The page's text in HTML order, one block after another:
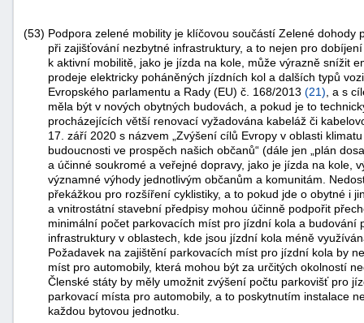
(53) Podpora zelené mobility je klíčovou součástí Zelené
při zajišťování nezbytné infrastruktury, a to nejen pro
k aktivní mobilitě, jako je jízda na kole, může výrazně snížit
prodeje elektricky poháněných jízdních kol a dalších typů
Evropského parlamentu a Rady (EU) č. 168/2013 (21) , a s
měla být v nových obytných budovách, a pokud je to
procházejících větší renovací vyžadována kabeláž či
17. září 2020 s názvem „Zvýšení cílů Evropy v oblasti
budoucnosti ve prospěch našich občanů“ (dále jen „plán
a účinné soukromé a veřejné dopravy, jako je jízda na kole,
významné výhody jednotlivým občanům a komunitám.
překážkou pro rozšíření cyklistiky, a to pokud jde o obytné i
a vnitrostátní stavební předpisy mohou účinně podpořit
minimální počet parkovacích míst pro jízdní kola a
infrastruktury v oblastech, kde jsou jízdní kola méně
Požadavek na zajištění parkovacích míst pro jízdní kola by
míst pro automobily, která mohou být za určitých okolností
Členské státy by měly umožnit zvýšení počtu parkovišť pro
parkovací místa pro automobily, a to poskytnutím instalace
každou bytovou jednotku.